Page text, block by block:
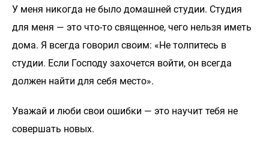
У меня никогда не было домашней студии. Студия
для меня — это что-то священное, чего нельзя иметь
дома. Я всегда говорил своим: «Не толпитесь в
студии. Если Господу захочется войти, он всегда
должен найти для себя место».
Уважай и люби свои ошибки — это научит тебя не
совершать новых.